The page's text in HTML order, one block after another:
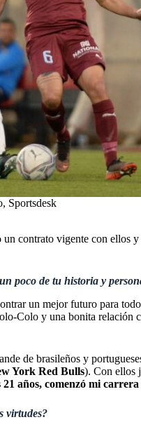
Sportsdesk
un contrato vigente con ellos
poco de tu historia y
un mejor futuro para
Colo y una bonita relación
de brasileños y
York Red Bulls). Con ellos
años, comenzó mi
virtudes?